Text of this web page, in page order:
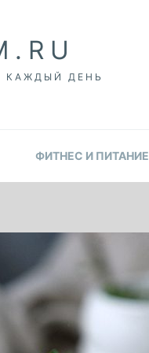
КАЖДЫЙ ДЕНЬ
ФИТНЕС И ПИТАНИЕ